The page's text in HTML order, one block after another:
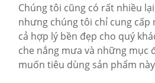
Chúng tôi cũng có rất nhiều
nhưng chúng tôi chỉ cung cấp
cả hợp lý bền đẹp cho quý
che nắng mưa và những mục
muốn tiêu dùng sản phẩm này